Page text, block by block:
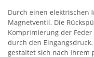
Durch einen elektrischen
Magnetventil. Die
Komprimierung der
durch den
gestaltet sich nach Ihrem